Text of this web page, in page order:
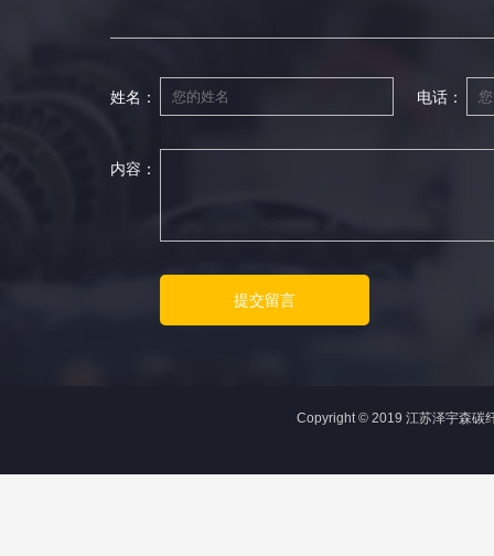
姓名： 电话：
内容：
Copyright © 2019 江苏泽宇森碳